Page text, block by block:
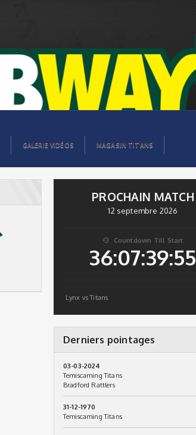
GALERIE VIDÉOS MAGASIN TITANS
PROCHAIN MATCH
12 septembre 2026
 Countdown Till Start
36:07:39:54
Lynx vs Titans
Derniers pointages
03-03-2024
Temiscaming Titans
Bradford Rattlers
31-12-1970
Temiscaming Titans